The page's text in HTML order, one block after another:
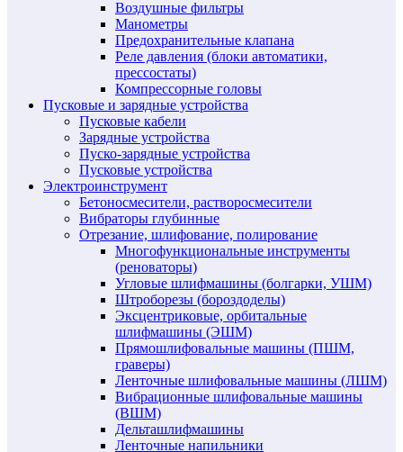
Воздушные фильтры
Манометры
Предохранительные клапана
Реле давления (блоки автоматики,
прессостаты)
Компрессорные головы
Пусковые и зарядные устройства
Пусковые кабели
Зарядные устройства
Пуско-зарядные устройства
Пусковые устройства
Электроинструмент
Бетоносмесители, растворосмесители
Вибраторы глубинные
Отрезание, шлифование, полирование
Многофункциональные инструменты
(реноваторы)
Угловые шлифмашины (болгарки, УШМ)
Штроборезы (бороздоделы)
Эксцентриковые, орбитальные
шлифмашины (ЭШМ)
Прямошлифовальные машины (ПШМ,
граверы)
Ленточные шлифовальные машины (ЛШМ)
Вибрационные шлифовальные машины
(ВШМ)
Дельташлифмашины
Ленточные напильники